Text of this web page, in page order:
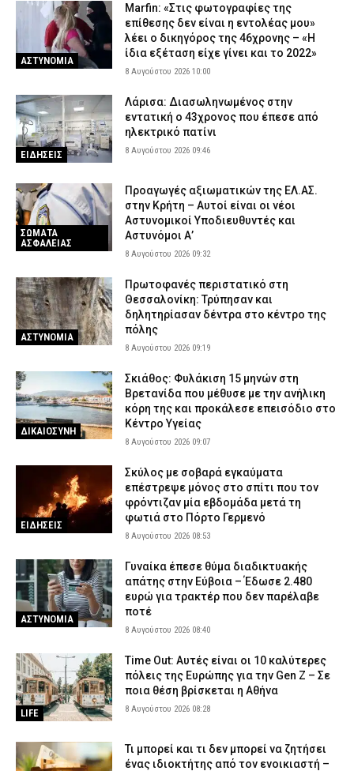
ΑΣΤΥΝΟΜΙΑ 7 Αυγούστου 2026 20:12
Λάρισα: Οδηγός δικύκλου έπεσε σε σταθμευμένο αυτοκίνητο
και εγκατέλειψε το σημείο – Δείτε βίντεο
7 Αυγούστου 2026 20:06
Εικόνες καταστροφής σε εκκλησάκι στον Σαρωνικό –
Βανδάλισαν ακόμη και το Ιερό
ΕΙΔΗΣΕΙΣ 7 Αυγούστου 2026 19:51
ΑΣΤΥΝΟΜΙΑ
Marfin: «Στις φωτογραφίες της
επίθεσης δεν είναι η εντολέας μου»
λέει ο δικηγόρος της 46χρονης – «Η
ίδια εξέταση είχε γίνει και το 2022»
8 Αυγούστου 2026 10:00
ΕΙΔΗΣΕΙΣ
Λάρισα: Διασωληνωμένος στην
εντατική ο 43χρονος που έπεσε από
ηλεκτρικό πατίνι
8 Αυγούστου 2026 09:46
ΣΩΜΑΤΑ
ΑΣΦΑΛΕΙΑΣ
Προαγωγές αξιωματικών της ΕΛ.ΑΣ.
στην Κρήτη – Αυτοί είναι οι νέοι
Αστυνομικοί Υποδιευθυντές και
Αστυνόμοι Α’
8 Αυγούστου 2026 09:32
ΑΣΤΥΝΟΜΙΑ
Πρωτοφανές περιστατικό στη
Θεσσαλονίκη: Τρύπησαν και
δηλητηρίασαν δέντρα στο κέντρο της
πόλης
8 Αυγούστου 2026 09:19
ΔΙΚΑΙΟΣΥΝΗ
Σκιάθος: Φυλάκιση 15 μηνών στη
Βρετανίδα που μέθυσε με την ανήλικη
κόρη της και προκάλεσε επεισόδιο στο
Κέντρο Υγείας
8 Αυγούστου 2026 09:07
ΕΙΔΗΣΕΙΣ
Σκύλος με σοβαρά εγκαύματα
επέστρεψε μόνος στο σπίτι που τον
φρόντιζαν μία εβδομάδα μετά τη
φωτιά στο Πόρτο Γερμενό
8 Αυγούστου 2026 08:53
ΑΣΤΥΝΟΜΙΑ
Γυναίκα έπεσε θύμα διαδικτυακής
απάτης στην Εύβοια – Έδωσε 2.480
ευρώ για τρακτέρ που δεν παρέλαβε
ποτέ
8 Αυγούστου 2026 08:40
LIFE
Time Out: Αυτές είναι οι 10 καλύτερες
πόλεις της Ευρώπης για την Gen Z – Σε
ποια θέση βρίσκεται η Αθήνα
8 Αυγούστου 2026 08:28
Τι μπορεί και τι δεν μπορεί να ζητήσει
ένας ιδιοκτήτης από τον ενοικιαστή –